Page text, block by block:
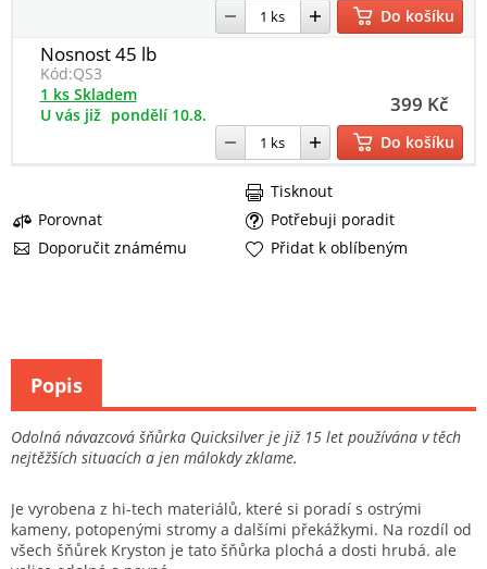
Do košíku
Nosnost 45 lb
Kód:QS3
399 Kč
1 ks Skladem
U vás již pondělí 10.8.
Do košíku
Porovnat
Potřebuji poradit
Doporučit známému
Tisknout
Přidat k oblíbeným
Odolná návazcová šňůrka Quicksilver je již 15 let používána v těch
nejtěžších situacích a jen málokdy zklame.
Je vyrobena z hi-tech materiálů, které si poradí s ostrými
kameny, potopenými stromy a dalšími překážkymi. Na rozdíl od
všech šňůrek Kryston je tato šňůrka plochá a dosti hrubá. ale
Popis